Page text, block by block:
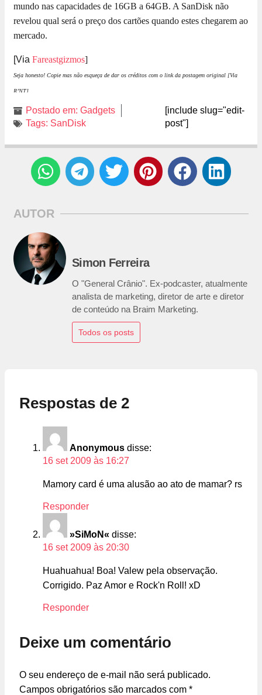
mundo nas capacidades de 16GB a 64GB. A SanDisk não
revelou qual será o preço dos cartões quando estes chegarem ao
mercado.
[Via Fareastgizmos]
Seja honesto! Copie mas não esqueça de dar os créditos com o link da postagem original [Via
R’NT].
Postado em: Gadgets
Tags: SanDisk
[include slug="edit-
post"]
AUTOR
Simon Ferreira
O "General Crânio". Ex-podcaster, atualmente
analista de marketing, diretor de arte e diretor
de conteúdo na Braim Marketing.
Todos os posts
Respostas de 2
Anonymous disse:
16 set 2009 às 16:27
Mamory card é uma alusão ao ato de mamar? rs
Responder
»SiMoN« disse:
16 set 2009 às 20:30
Huahuahua! Boa! Valew pela observação.
Corrigido. Paz Amor e Rock'n Roll! xD
Responder
Deixe um comentário
O seu endereço de e-mail não será publicado.
Campos obrigatórios são marcados com *